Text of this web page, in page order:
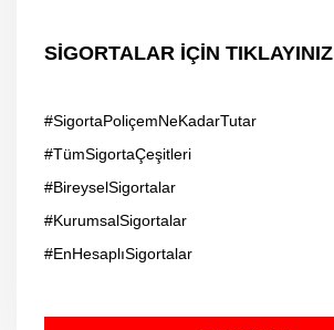
SİGORTALAR İÇİN TIKLAYINIZ
#SigortaPoliçemNeKadarTutar
#TümSigortaÇeşitleri
#BireyselSigortalar
#KurumsalSigortalar
#EnHesaplıSigortalar